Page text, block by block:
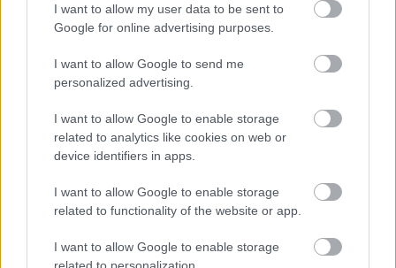
I want to allow my user data to be sent to
Google for online advertising purposes.
I want to allow Google to send me
personalized advertising.
I want to allow Google to enable storage
related to analytics like cookies on web or
device identifiers in apps.
I want to allow Google to enable storage
related to functionality of the website or app.
I want to allow Google to enable storage
related to personalization.
Single finderopció, amelyen kedvenc Beach House-
dalainkat bejelölve kapunk nekünk jó eséllyel tetsző
Setlist creator,
amivel a nemrég startolt és az egész őszt lefedő,
masszív turné egyes állomásain jelölhetünk be
három kedvenc dalt, és az így született kívánságlista
jó eséllyel befolyásolja majd az adott napi setlistet
(Európában október 24. és november 24. között
koncerteznek, hozzánk legközelebb november 17-én
Münchenben).
Depression Cherryitt hallgatható teljes